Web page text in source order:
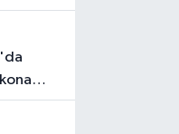
edildi